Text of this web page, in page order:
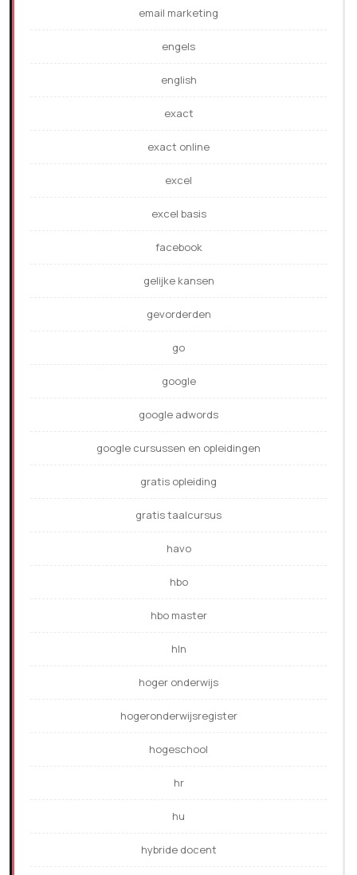
email marketing
engels
english
exact
exact online
excel
excel basis
facebook
gelijke kansen
gevorderden
go
google
google adwords
google cursussen en opleidingen
gratis opleiding
gratis taalcursus
havo
hbo
hbo master
hln
hoger onderwijs
hogeronderwijsregister
hogeschool
hr
hu
hybride docent